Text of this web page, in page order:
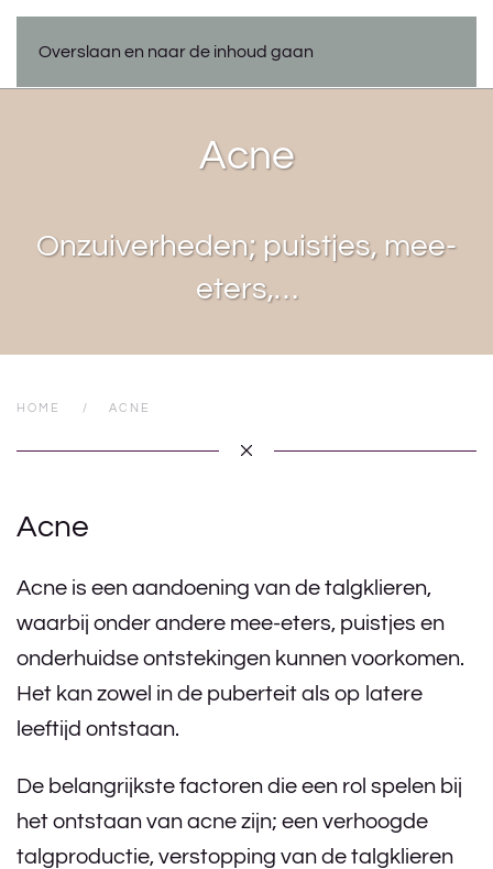
Overslaan en naar de inhoud gaan
Acne
Onzuiverheden; puistjes, mee-
eters,…
HOME ACNE
Acne
Acne is een aandoening van de talgklieren,
waarbij onder andere mee-eters, puistjes en
onderhuidse ontstekingen kunnen voorkomen.
Het kan zowel in de puberteit als op latere
leeftijd ontstaan.
De belangrijkste factoren die een rol spelen bij
het ontstaan van acne zijn; een verhoogde
talgproductie, verstopping van de talgklieren